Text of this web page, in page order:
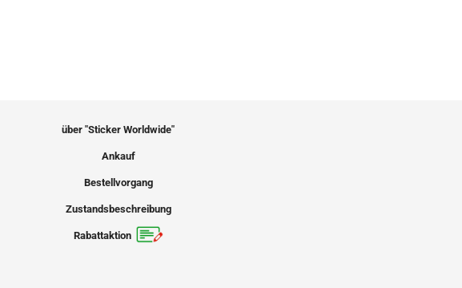
über "Sticker Worldwide"
Ankauf
Bestellvorgang
Zustandsbeschreibung
Rabattaktion